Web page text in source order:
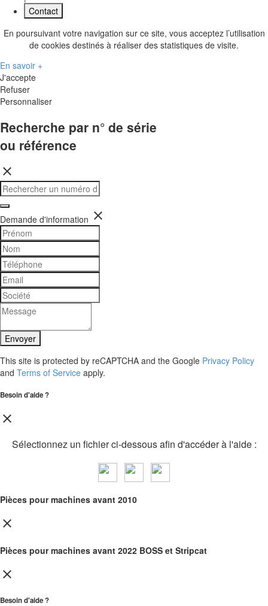
Contact
En poursuivant votre navigation sur ce site, vous acceptez l’utilisation
de cookies destinés à réaliser des statistiques de visite.
En savoir +
J'accepte
Refuser
Personnaliser
Recherche par n° de série
ou référence
close
Demande d'information close
Envoyer
This site is protected by reCAPTCHA and the Google Privacy Policy
and Terms of Service apply.
Besoin d'aide ?
close
Sélectionnez un fichier ci-dessous afin d'accéder à l'aide :
Pièces pour machines avant 2010
close
Pièces pour machines avant 2022 BOSS et Stripcat
close
Besoin d'aide ?